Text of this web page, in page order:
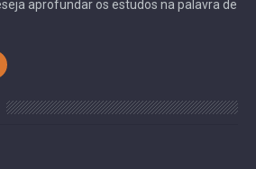
aprofundar os estudos na palavra de